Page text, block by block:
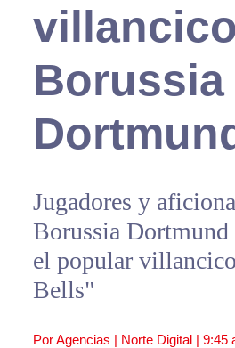
Borussia
Jugadores y
Borussia Dortmund
el popular
Bells"
Por Agencias | Norte Digital | 9:45